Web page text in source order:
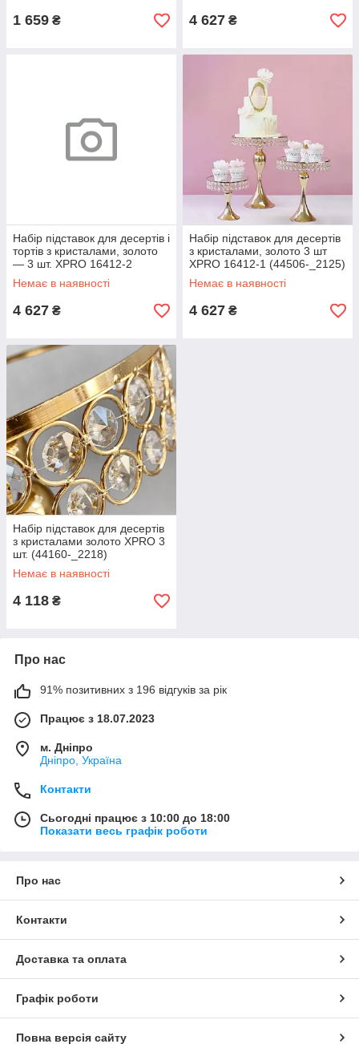
1 659 ₴ 4 627 ₴
Набір підставок для десертів і
тортів з кристалами, золото
— 3 шт. XPRO 16412-2
(44507-_2118)
Немає в наявності
4 627 ₴
Набір підставок для десертів
з кристалами, золото 3 шт
XPRO 16412-1 (44506-_2125)
Немає в наявності
4 627 ₴
Набір підставок для десертів
з кристалами золото XPRO 3
шт. (44160-_2218)
Немає в наявності
4 118 ₴
Про нас
91% позитивних з 196 відгуків за рік
Працює з 18.07.2023
м. Дніпро
Дніпро, Україна
Контакти
Сьогодні працює з 10:00 до 18:00
Показати весь графік роботи
Про нас
Контакти
Доставка та оплата
Графік роботи
Повна версія сайту